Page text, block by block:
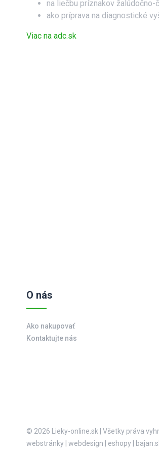
na liečbu príznakov
ako príprava na diagnostické
Viac na adc.sk
O nás
Ako nakupovať
Kontaktujte nás
© 2026 Lieky-online.sk
Všetky práva
webstránky webdesign eshopy